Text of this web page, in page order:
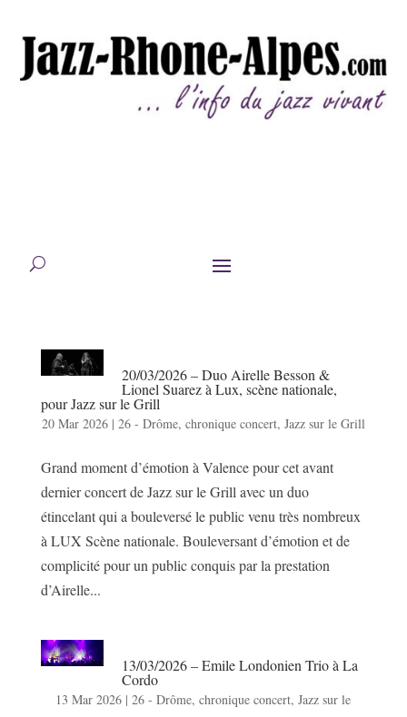
20/03/2026 – Duo Airelle Besson &
Lionel Suarez à Lux, scène nationale,
pour Jazz sur le Grill
20 Mar 2026| 26 - Drôme, chronique concert, Jazz sur le Grill
Grand moment d’émotion à Valence pour cet avant
dernier concert de Jazz sur le Grill avec un duo
étincelant qui a bouleversé le public venu très nombreux
à LUX Scène nationale. Bouleversant d’émotion et de
complicité pour un public conquis par la prestation
d’Airelle...
13/03/2026 – Emile Londonien Trio à La
Cordo
13 Mar 2026 |26 - Drôme,chronique concert,Jazz sur le